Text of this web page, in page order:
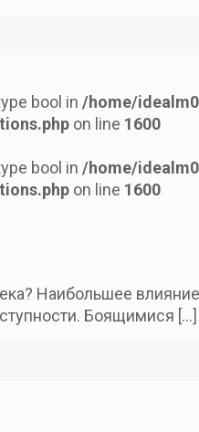
bool in /home/
on line 1600
bool in /home/
on line 1600
Наибольшее
Боящимися […]